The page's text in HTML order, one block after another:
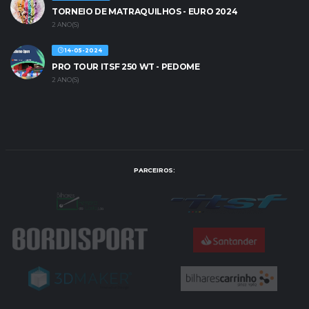
TORNEIO DE MATRAQUILHOS - EURO 2024
2 ANO(S)
14-05-2024
PRO TOUR ITSF 250 WT - PEDOME
2 ANO(S)
PARCEIROS: